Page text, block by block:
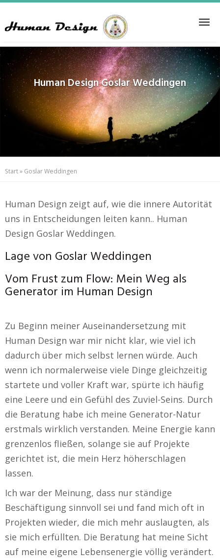
content
Human DesignGoslar Weddingen
Start» Goslar Weddingen
Human Design zeigt auf, wie die innere Autorität
uns in Entscheidungen leiten kann.. Human
Design Goslar Weddingen.
Lage von Goslar Weddingen
Vom Frust zum Flow: Mein Weg als
Generator im Human Design
Zu Beginn meiner Auseinandersetzung mit
Human Design war mir nicht klar, wie viel ich
dadurch über mich selbst lernen würde. Auch
wenn ich normalerweise viele Dinge gleichzeitig
startete und voller Kraft war, spürte ich häufig
eine Leere und ein Gefühl des Zuviel-Seins. Durch
die Beratung habe ich meine Generator-Natur
erstmals wirklich verstanden. Meine Energie kann
grenzenlos fließen, solange sie auf Projekte
gerichtet ist, die mein Herz höherschlagen
lassen.
Ich war der Meinung, dass nur ständige
Beschäftigung sinnvoll sei und fand mich oft in
Projekten wieder, die mich mehr auslaugten, als
sie mich erfüllten. Die Beratung hat meine Sicht
auf meine eigene Lebensenergie völlig verändert.